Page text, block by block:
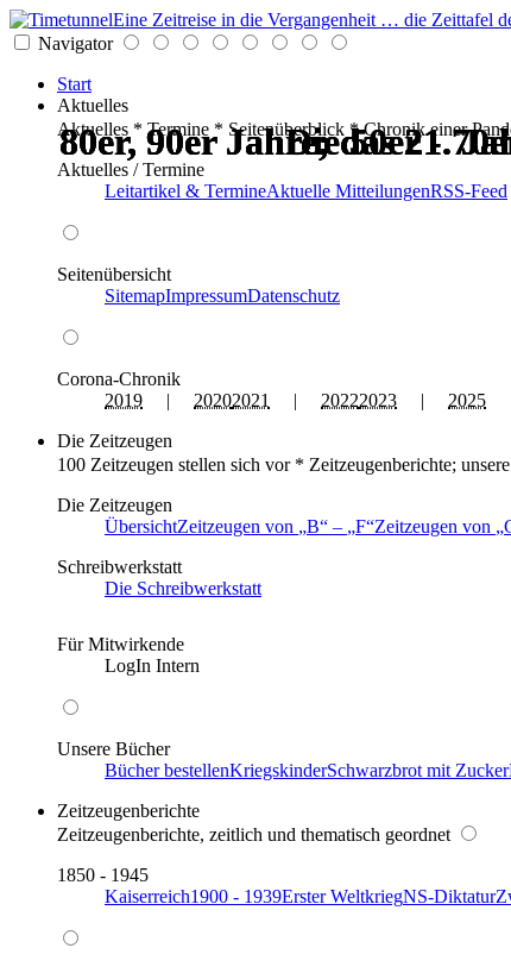
Eine Zeitreise in die Vergangenheit … die Zeittafel
Navigator
Start
Aktuelles
Aktuelles * Termine * Seitenüberblick * Chronik einer
Aktuelles / Termine
Leitartikel & TermineAktuelle MitteilungenRSS-Feed
Seitenübersicht
SitemapImpressumDatenschutz
Corona-Chronik
2019 | 20202021 | 20222023 | 2025
Die Zeitzeugen
100 Zeitzeugen stellen sich vor * Zeitzeugenberichte;
Die Zeitzeugen
ÜbersichtZeitzeugen von B – F Zeitzeugen von
Schreibwerkstatt
Die Schreibwerkstatt
Für Mitwirkende
LogIn Intern
Unsere Bücher
Bücher bestellenKriegskinderSchwarzbrot mit Zucker
Zeitzeugenberichte
Zeitzeugenberichte, zeitlich und thematisch geordnet
1850 - 1945
Kaiserreich1900 - 1939Erster WeltkriegNS-Diktatur
80er, 90er Jahre; das 21.
Die 50er -
80er, 90er Jahre; das 21.
80er, 90er Jahre; das 21.
Die 50er -
80er, 90er Jahre; das 21.